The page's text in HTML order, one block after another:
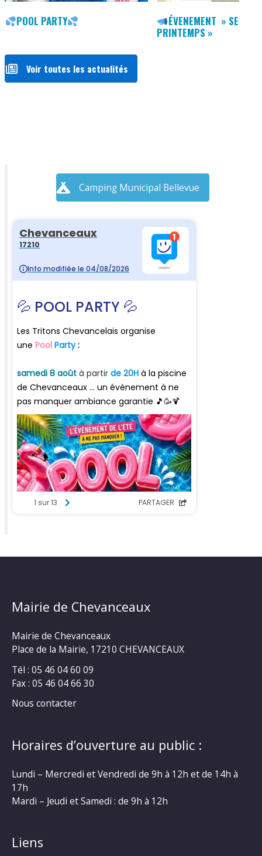
POOL PARTY
ÉVENEMENT » SECOND
PRINTEMPS »
Voir toutes les actualités
Camping Municipal Bellevue
Mairie de Chevanceaux
Mairie de Chevanceaux
Place de la Mairie, 17210 CHEVANCEAUX
Tél : 05 46 04 60 09
Fax : 05 46 04 66 30
Nous contacter
Horaires d’ouverture au public :
Lundi – Mercredi et Vendredi de 9h à 12h et de 14h à
17h
Mardi – Jeudi et Samedi : de 9h à 12h
Liens